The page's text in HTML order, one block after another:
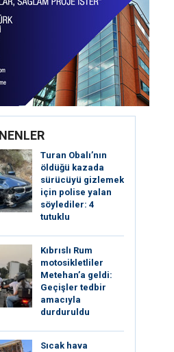
Turan Obalı’nın
öldüğü kazada
sürücüyü gizlemek
için polise yalan
söylediler: 4
tutuklu
Kıbrıslı Rum
motosikletliler
Metehan’a geldi:
Geçişler tedbir
amacıyla
durduruldu
Sıcak hava